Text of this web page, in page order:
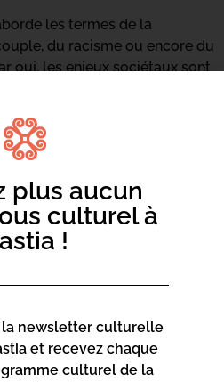
les termes de la
du racisme ou encore du
oui, les enjeux sociétaux sont
mais ici, Thomas Ngijol traite
et une intelligence qui le
lui sûrement l’un des
si ce n’est le meilleur.
plus aucun
culturel à
!
la newsletter culturelle
et recevez chaque
culturel de la